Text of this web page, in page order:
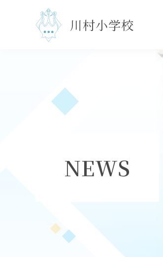
川村小学校
NEWS